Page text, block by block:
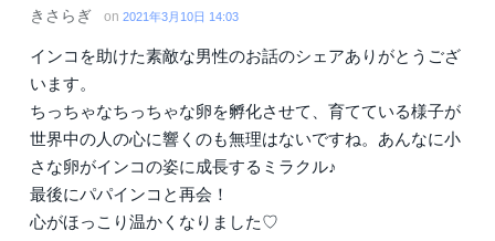
きさらぎ on 2021年3月10日 14:03
インコを助けた素敵な男性のお話のシェアありがとうござ
います。
ちっちゃなちっちゃな卵を孵化させて、育てている様子が
世界中の人の心に響くのも無理はないですね。あんなに小
さな卵がインコの姿に成長するミラクル♪
最後にパパインコと再会！
心がほっこり温かくなりました♡